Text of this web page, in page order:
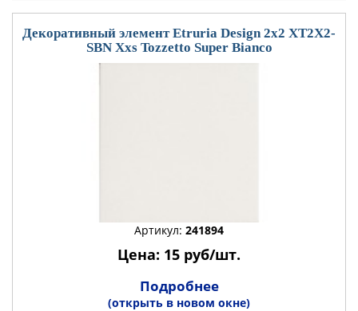
Декоративный элемент Etruria Design 2x2 XT2X2-
SBN Xxs Tozzetto Super Bianco
Артикул: 241894
Цена: 15 руб/шт.
Подробнее
(открыть в новом окне)